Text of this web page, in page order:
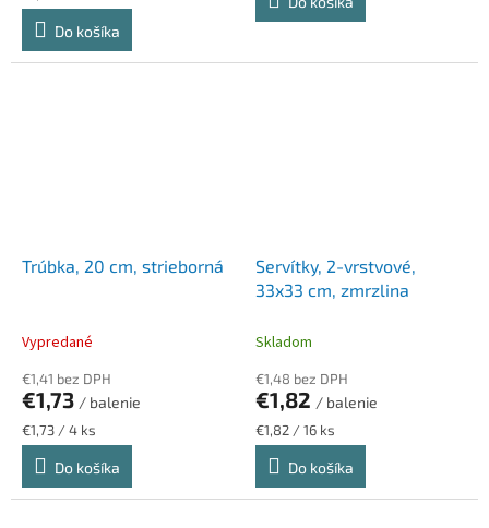
cena:
Do košíka
Trúbka, 20 cm, strieborná
Vypredané
€1,41 bez DPH
€1,73 / balenie
Jednotková
cena:
€1,73 / 4 ks
Do košíka
Servítky, 2-vrstvové,
33x33 cm, zmrzlina
Skladom
€1,48 bez DPH
€1,82 / balenie
Jednotková
cena:
€1,82 / 16 ks
Do košíka